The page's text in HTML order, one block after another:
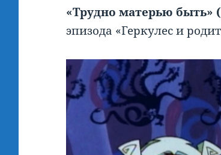
«Трудно матерью быть» (
эпизода «Геркулес и